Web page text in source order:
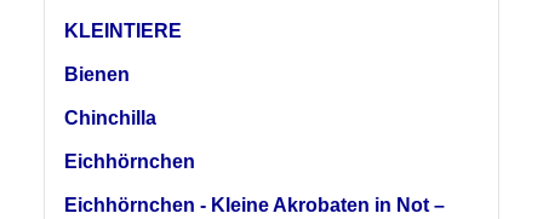
KLEINTIERE
Bienen
Chinchilla
Eichhörnchen
Eichhörnchen - Kleine Akrobaten in Not –